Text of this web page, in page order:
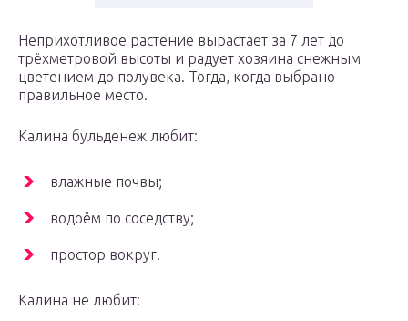
Неприхотливое растение вырастает за 7 лет до
трёхметровой высоты и радует хозяина снежным
цветением до полувека. Тогда, когда выбрано
правильное место.
Калина бульденеж любит:
влажные почвы;
водоём по соседству;
простор вокруг.
Калина не любит: